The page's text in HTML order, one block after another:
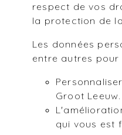
respect de vos
la protection de
Les données
entre autres pour
Groot Leeuw.
qui vous est